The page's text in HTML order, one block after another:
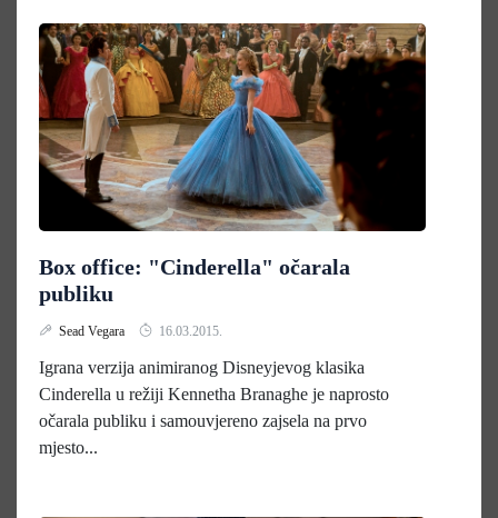
Box office: "Cinderella" očarala
publiku
Sead Vegara 16.03.2015.
Igrana verzija animiranog Disneyjevog klasika
Cinderella u režiji Kennetha Branaghe je naprosto
očarala publiku i samouvjereno zajsela na prvo
mjesto...